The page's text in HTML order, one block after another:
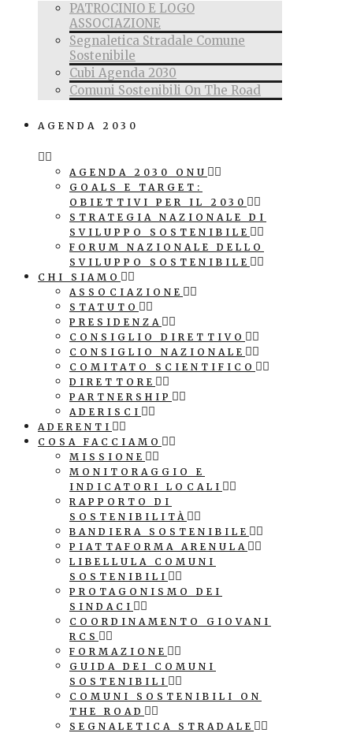
PATROCINIO E LOGO
ASSOCIAZIONE
Segnaletica Stradale Comune
Sostenibile
Cubi Agenda 2030
Comuni Sostenibili On The Road
AGENDA 2030
AGENDA 2030 ONU
GOALS E TARGET:
OBIETTIVI PER IL 2030
STRATEGIA NAZIONALE DI
SVILUPPO SOSTENIBILE
FORUM NAZIONALE DELLO
SVILUPPO SOSTENIBILE
CHI SIAMO
ASSOCIAZIONE
STATUTO
PRESIDENZA
CONSIGLIO DIRETTIVO
CONSIGLIO NAZIONALE
COMITATO SCIENTIFICO
DIRETTORE
PARTNERSHIP
ADERISCI
ADERENTI
COSA FACCIAMO
MISSIONE
MONITORAGGIO E
INDICATORI LOCALI
RAPPORTO DI
SOSTENIBILITÀ
BANDIERA SOSTENIBILE
PIATTAFORMA ARENULA
LIBELLULA COMUNI
SOSTENIBILI
PROTAGONISMO DEI
SINDACI
COORDINAMENTO GIOVANI
RCS
FORMAZIONE
GUIDA DEI COMUNI
SOSTENIBILI
COMUNI SOSTENIBILI ON
THE ROAD
SEGNALETICA STRADALE